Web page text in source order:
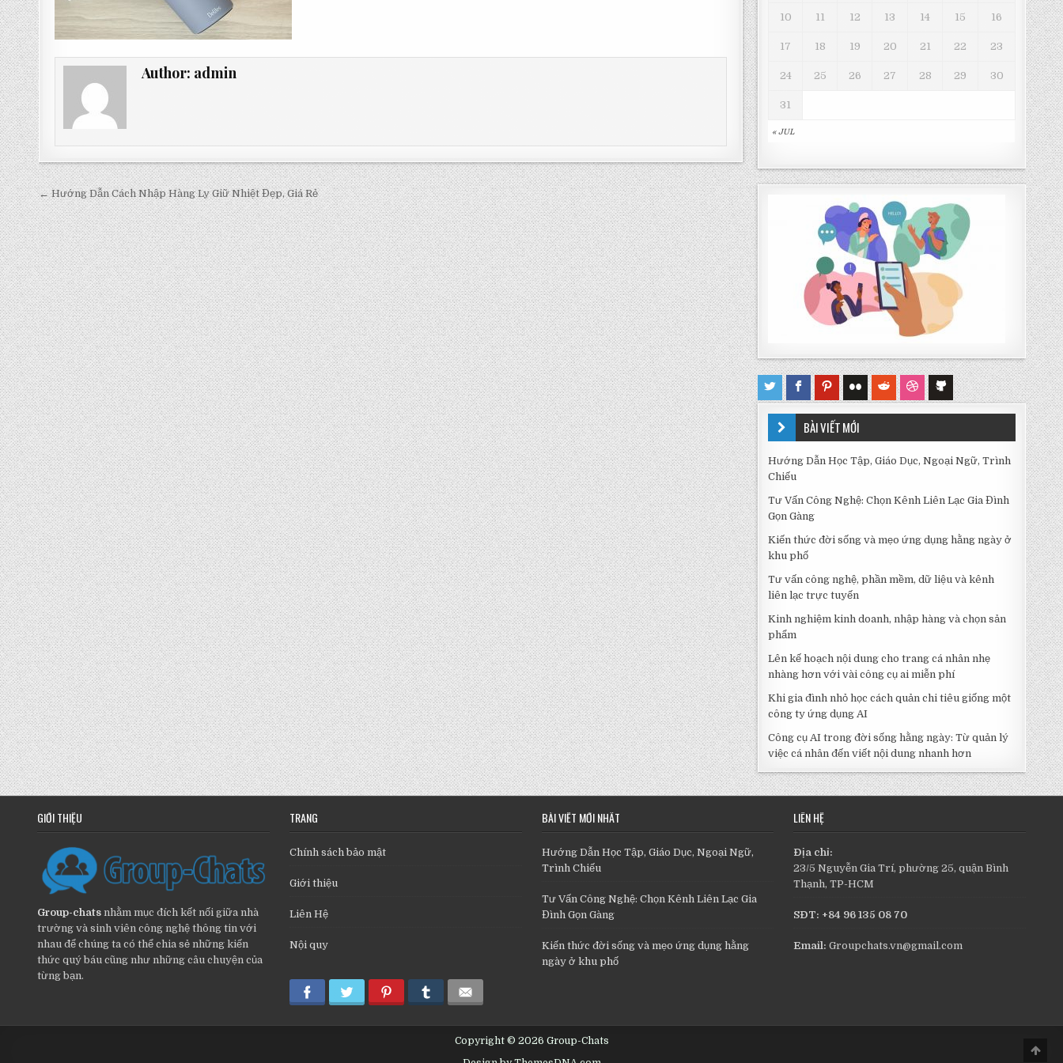
Author: admin
Post
navigation
← Hướng Dẫn Cách Nhập Hàng Ly Giữ Nhiệt Đẹp, Giá Rẻ
« JUL
10 11 12 13 14 15 16
17 18 19 20 21 22 23
24 25 26 27 28 29 30
31
BÀI VIẾT MỚI
Hướng Dẫn Học Tập, Giáo Dục, Ngoại Ngữ, Trình
Chiếu
Tư Vấn Công Nghệ: Chọn Kênh Liên Lạc Gia Đình
Gọn Gàng
Kiến thức đời sống và mẹo ứng dụng hằng ngày ở
khu phố
Tư vấn công nghệ, phần mềm, dữ liệu và kênh
liên lạc trực tuyến
Kinh nghiệm kinh doanh, nhập hàng và chọn sản
phẩm
Lên kế hoạch nội dung cho trang cá nhân nhẹ
nhàng hơn với vài công cụ ai miễn phí
Khi gia đình nhỏ học cách quản chi tiêu giống một
công ty ứng dụng AI
Công cụ AI trong đời sống hằng ngày: Từ quản lý
việc cá nhân đến viết nội dung nhanh hơn
GIỚI THIỆU
Group-chats nhằm mục đích kết nối giữa nhà
trường và sinh viên công nghệ thông tin với
nhau để chúng ta có thể chia sẻ những kiến
thức quý báu cũng như những câu chuyện của
từng bạn.
TRANG
Chính sách bảo mật
Giới thiệu
Liên Hệ
Nội quy
BÀI VIẾT MỚI NHẤT
Hướng Dẫn Học Tập, Giáo Dục, Ngoại Ngữ,
Trình Chiếu
Tư Vấn Công Nghệ: Chọn Kênh Liên Lạc Gia
Đình Gọn Gàng
Kiến thức đời sống và mẹo ứng dụng hằng
ngày ở khu phố
LIÊN HỆ
Địa chỉ:
23/5 Nguyễn Gia Trí, phường 25, quận Bình
Thạnh, TP-HCM
SĐT: +84 96 135 08 70
Email: Groupchats.vn@gmail.com
Copyright © 2026 Group-Chats